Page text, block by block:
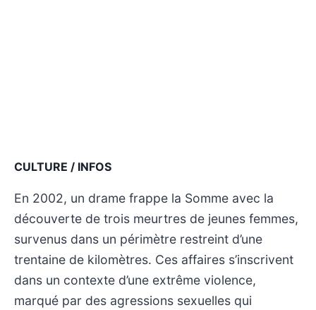
CULTURE / INFOS
En 2002, un drame frappe la Somme avec la
découverte de trois meurtres de jeunes femmes,
survenus dans un périmètre restreint d’une
trentaine de kilomètres. Ces affaires s’inscrivent
dans un contexte d’une extrême violence,
marqué par des agressions sexuelles qui